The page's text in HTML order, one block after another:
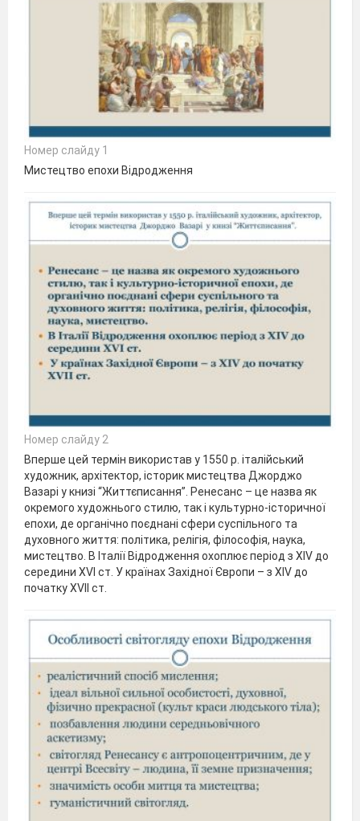
Номер слайду 1
Мистецтво епохи Відродження
Номер слайду 2
Вперше цей термін використав у 1550 р. італійський
художник, архітектор, історик мистецтва Джорджо
Вазарі у книзі “Життєписання”. Ренесанс – це назва як
окремого художнього стилю, так і культурно-історичної
епохи, де органічно поєднані сфери суспільного та
духовного життя: політика, релігія, філософія, наука,
мистецтво. В Італії Відродження охоплює період з ХІV до
середини ХVІ ст. У країнах Західної Європи – з ХIV до
початку ХVІІ ст.